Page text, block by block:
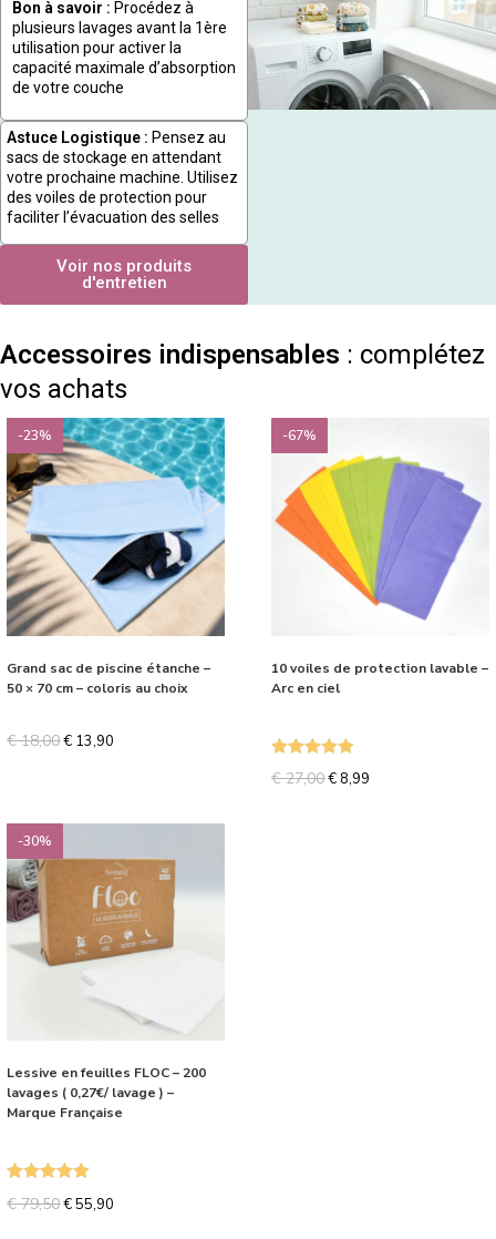
Bon à savoir : Procédez à
plusieurs lavages avant la 1ère
utilisation pour activer la
capacité maximale d’absorption
de votre couche
Astuce Logistique : Pensez au
sacs de stockage en attendant
votre prochaine machine. Utilisez
des voiles de protection pour
faciliter l’évacuation des selles
Voir nos produits
d'entretien
Accessoires indispensables : complétez
vos achats
-23%
Grand sac de piscine étanche –
50 × 70 cm – coloris au choix
€18,00€ 13,90
-67%
10 voiles de protection lavable –
Arc en ciel
€27,00€ 8,99
-30%
Lessive en feuilles FLOC – 200
lavages ( 0,27€/ lavage ) –
Marque Française
€79,50€55,90